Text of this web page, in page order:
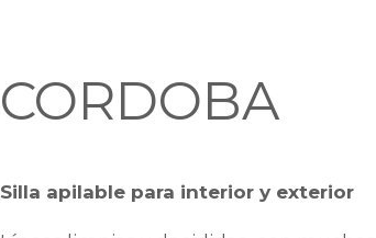
CORDOBA
Silla apilable para interior y exterior